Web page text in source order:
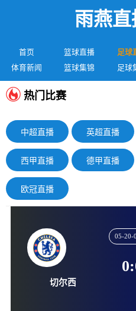
雨燕
首页 篮球直播 足球
体育新闻
篮球集锦 足球
热门比赛
中超直播 英超直播
西甲直播 德甲直播
欧冠直播